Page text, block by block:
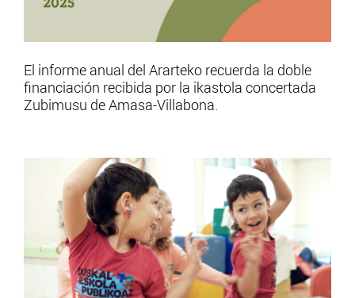
El informe anual del Ararteko recuerda la doble
financiación recibida por la ikastola concertada
Zubimusu de Amasa-Villabona.